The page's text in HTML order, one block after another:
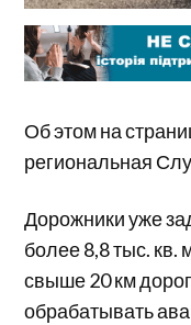
Об этом на
региональная
Дорожники уже
более 8,8 тыс. кв.
свыше 20 км
обрабатывать